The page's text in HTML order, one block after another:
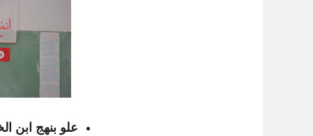
علو بنهج ابن